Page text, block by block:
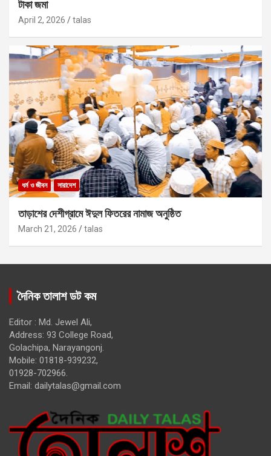
টাকা জমা
April 2, 2026 talas
ধর্ম ও জীবন সারাদেশ
তাড়াশের দেশীগ্রামে ঈদুল ফিতরের নামাজ অনুষ্ঠিত
March 21, 2026 talas
দৈনিক তালাশ ডট কম
Editor : Md. Jewel Ali,
Address: 93 College Road,
Golachipa, Narayangonj.
Mobile: 01818-939232,
01928-702966.
Email: dailytalas@gmail.com